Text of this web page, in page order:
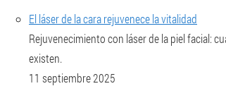
El láser de la cara rejuvenece la vitalidad
Rejuvenecimiento con láser de la piel facial:
existen.
11 septiembre 2025